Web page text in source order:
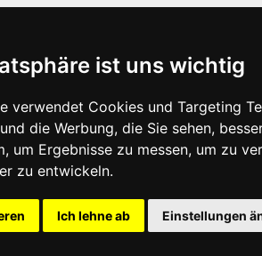
ist uns wichtig
verwendet Cookies und Targeting
die Werbung, die Sie sehen,
um Ergebnisse zu messen, um zu
zu entwickeln.
Ich lehne ab Einstellungen